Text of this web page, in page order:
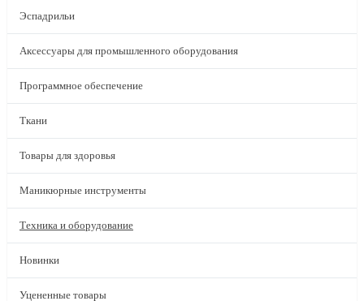
Эспадрильи
Аксессуары для промышленного оборудования
Программное обеспечение
Ткани
Товары для здоровья
Маникюрные инструменты
Техника и оборудование
Новинки
Уцененные товары